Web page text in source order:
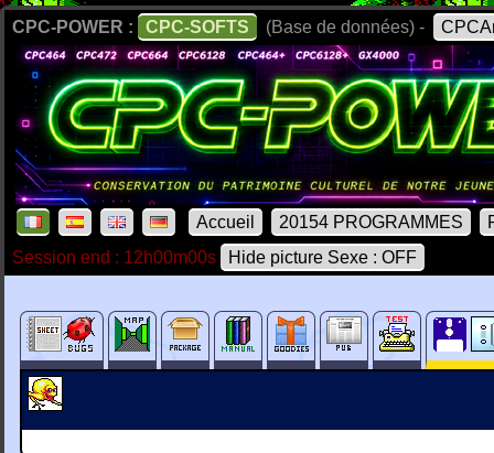
CPC-POWER : CPC-SOFTS (Base de données) -
Accueil 20154 PROGRAMMES
Session end : 12h00m00s
Hide picture Sexe : OFF